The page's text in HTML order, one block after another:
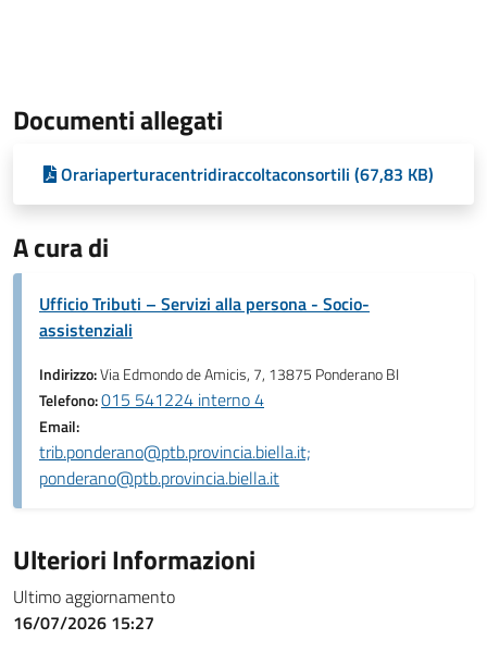
Documenti allegati
Orariaperturacentridiraccoltaconsortili (67,83 KB)
A cura di
Ufficio Tributi – Servizi alla persona - Socio-
assistenziali
Indirizzo:Via Edmondo de Amicis, 7, 13875 Ponderano BI
Telefono:015 541224 interno 4
Email:
trib.ponderano@ptb.provincia.biella.it;
ponderano@ptb.provincia.biella.it
Ulteriori Informazioni
Ultimo aggiornamento
16/07/2026 15:27